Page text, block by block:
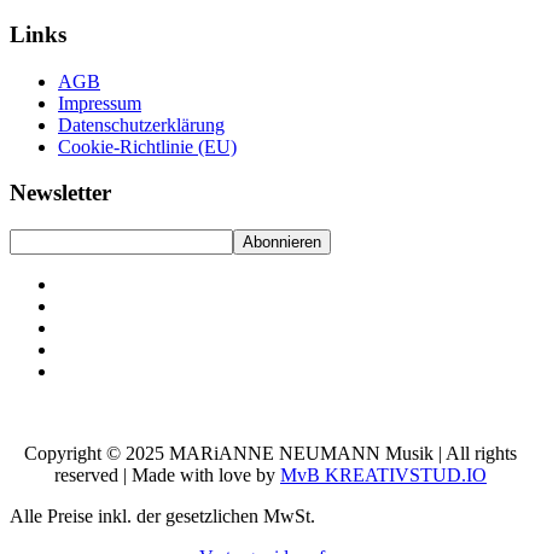
Links
AGB
Impressum
Datenschutzerklärung
Cookie-Richtlinie (EU)
Newsletter
Copyright © 2025 MARiANNE NEUMANN Musik | All rights
reserved | Made with love by MvB KREATIVSTUD.IO
Alle Preise inkl. der gesetzlichen MwSt.